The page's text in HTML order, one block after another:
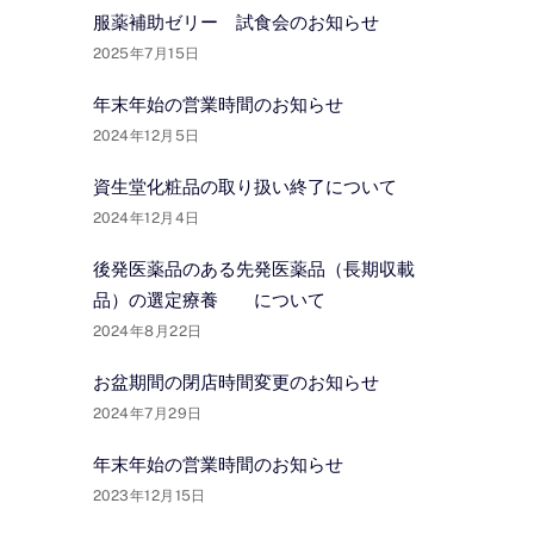
服薬補助ゼリー 試食会のお知らせ
2025年7月15日
年末年始の営業時間のお知らせ
2024年12月5日
資生堂化粧品の取り扱い終了について
2024年12月4日
後発医薬品のある先発医薬品（長期収載
品）の選定療養 について
2024年8月22日
お盆期間の閉店時間変更のお知らせ
2024年7月29日
年末年始の営業時間のお知らせ
2023年12月15日